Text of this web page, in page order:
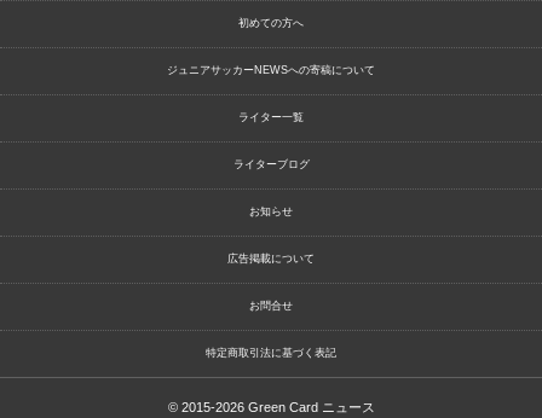
初めての方へ
ジュニアサッカーNEWSへの寄稿について
ライター一覧
ライターブログ
お知らせ
広告掲載について
お問合せ
特定商取引法に基づく表記
© 2015-2026 Green Card ニュース